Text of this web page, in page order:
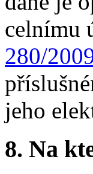
celnímu
280/
jeho
8. Na